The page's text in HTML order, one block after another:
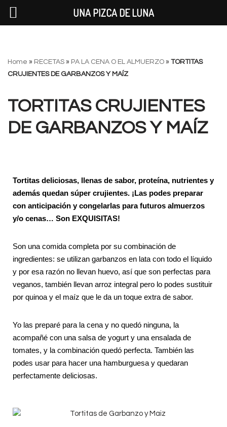
al
contenido
Home » RECETAS » PA LA CENA O EL ALMUERZO » TORTITAS
CRUJIENTES DE GARBANZOS Y MAÍZ
TORTITAS CRUJIENTES
DE GARBANZOS Y MAÍZ
Tortitas deliciosas, llenas de sabor, proteína, nutrientes y
además quedan súper crujientes. ¡Las podes preparar
con anticipación y congelarlas para futuros almuerzos
y/o cenas… Son EXQUISITAS!
Son una comida completa por su combinación de
ingredientes: se utilizan garbanzos en lata con todo el líquido
y por esa razón no llevan huevo, así que son perfectas para
veganos, también llevan arroz integral pero lo podes sustituir
por quinoa y el maíz que le da un toque extra de sabor.
Yo las preparé para la cena y no quedó ninguna, la
acompañé con una salsa de yogurt y una ensalada de
tomates, y la combinación quedó perfecta. También las
podes usar para hacer una hamburguesa y quedaran
perfectamente deliciosas.
UNA PIZCA DE LUNA